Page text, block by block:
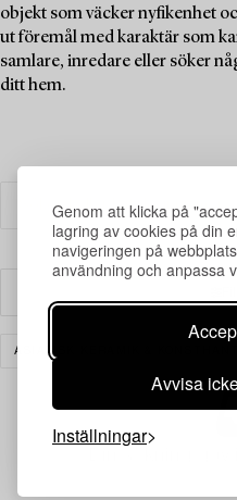
Genom att klicka på
lagring av cookies på din
navigeringen på
användning och anpassa
Avvisa
Inställningar
objekt som väcker nyfikenhet
ut föremål med karaktär som
samlare, inredare eller söker
ditt hem.
ASIATISK KERAMIK &